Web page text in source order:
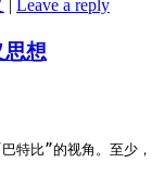
| Leave a reply
思想
“巴特比”的视角。